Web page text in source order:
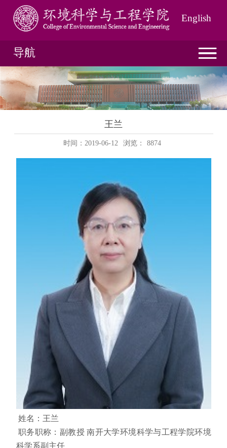
English
导航
王兰
时间：2019-06-12 浏览： 8874
姓名：王兰
职务职称：副教授 南开大学环境科学与工程学院环境
科学系副主任